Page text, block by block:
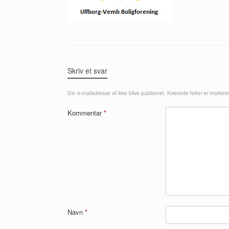
Skriv et svar
Din e-mailadresse vil ikke blive publiceret. Krævede felter er
Kommentar*
Navn *